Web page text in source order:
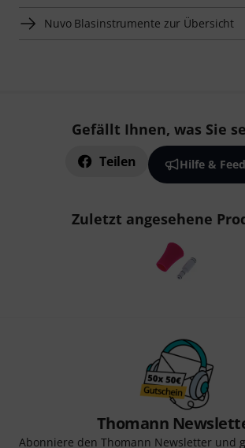
Nuvo Blasinstrumente zur Übersicht
Gefällt Ihnen, was Sie
Teilen Hilfe &
Zuletzt angesehene
Thomann
Abonniere den Thomann Newsletter und